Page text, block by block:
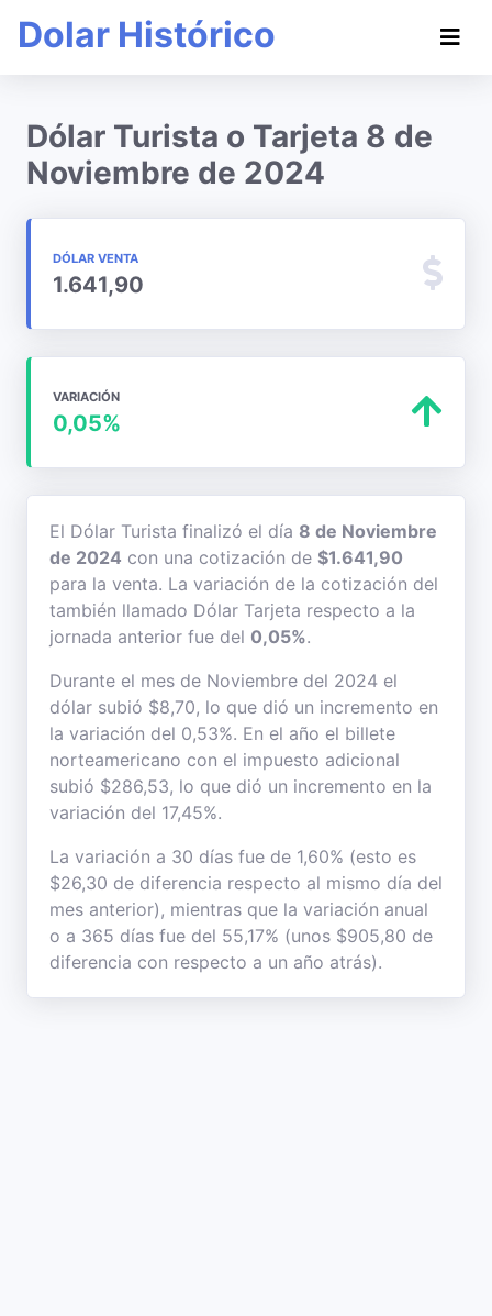
Dolar Histórico
Dólar Turista o Tarjeta 8 de
Noviembre de 2024
DÓLAR VENTA
1.641,90
VARIACIÓN
0,05%
El Dólar Turista finalizó el día 8 de Noviembre
de 2024 con una cotización de $1.641,90
para la venta. La variación de la cotización del
también llamado Dólar Tarjeta respecto a la
jornada anterior fue del 0,05%.
Durante el mes de Noviembre del 2024 el
dólar subió $8,70, lo que dió un incremento en
la variación del 0,53%. En el año el billete
norteamericano con el impuesto adicional
subió $286,53, lo que dió un incremento en la
variación del 17,45%.
La variación a 30 días fue de 1,60% (esto es
$26,30 de diferencia respecto al mismo día del
mes anterior), mientras que la variación anual
o a 365 días fue del 55,17% (unos $905,80 de
diferencia con respecto a un año atrás).